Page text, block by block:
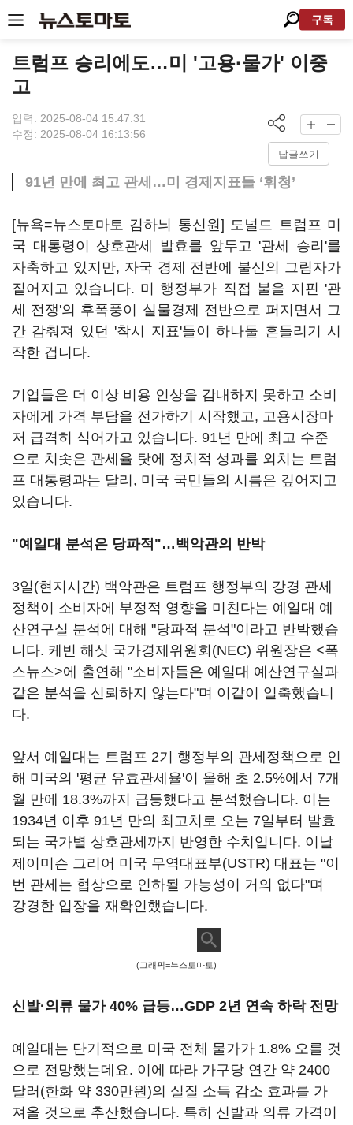
구독
트럼프 승리에도…미 '고용·물가' 이중
고
입력: 2025-08-04 15:47:31
수정: 2025-08-04 16:13:56
답글쓰기
91년 만에 최고 관세…미 경제지표들 ‘휘청’
[뉴욕=뉴스토마토 김하늬 통신원] 도널드 트럼프 미
국 대통령이 상호관세 발효를 앞두고 '관세 승리'를
자축하고 있지만, 자국 경제 전반에 불신의 그림자가
짙어지고 있습니다. 미 행정부가 직접 불을 지핀 '관
세 전쟁'의 후폭풍이 실물경제 전반으로 퍼지면서 그
간 감춰져 있던 '착시 지표'들이 하나둘 흔들리기 시
작한 겁니다.
기업들은 더 이상 비용 인상을 감내하지 못하고 소비
자에게 가격 부담을 전가하기 시작했고, 고용시장마
저 급격히 식어가고 있습니다. 91년 만에 최고 수준
으로 치솟은 관세율 탓에 정치적 성과를 외치는 트럼
프 대통령과는 달리, 미국 국민들의 시름은 깊어지고
있습니다.
"예일대 분석은 당파적"…백악관의 반박
3일(현지시간) 백악관은 트럼프 행정부의 강경 관세
정책이 소비자에 부정적 영향을 미친다는 예일대 예
산연구실 분석에 대해 "당파적 분석"이라고 반박했습
니다. 케빈 해싯 국가경제위원회(NEC) 위원장은 <폭
스뉴스>에 출연해 "소비자들은 예일대 예산연구실과
같은 분석을 신뢰하지 않는다"며 이같이 일축했습니
다.
앞서 예일대는 트럼프 2기 행정부의 관세정책으로 인
해 미국의 '평균 유효관세율'이 올해 초 2.5%에서 7개
월 만에 18.3%까지 급등했다고 분석했습니다. 이는
1934년 이후 91년 만의 최고치로 오는 7일부터 발효
되는 국가별 상호관세까지 반영한 수치입니다. 이날
제이미슨 그리어 미국 무역대표부(USTR) 대표는 "이
번 관세는 협상으로 인하될 가능성이 거의 없다"며
강경한 입장을 재확인했습니다.
(그래픽=뉴스토마토)
신발·의류 물가 40% 급등…GDP 2년 연속 하락 전망
예일대는 단기적으로 미국 전체 물가가 1.8% 오를 것
으로 전망했는데요. 이에 따라 가구당 연간 약 2400
달러(한화 약 330만원)의 실질 소득 감소 효과를 가
져올 것으로 추산했습니다. 특히 신발과 의류 가격이